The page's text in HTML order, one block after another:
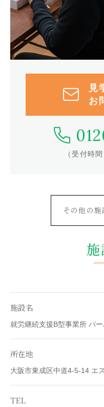
見
お
（受付時
その他の
施設名
就労継続支援B型事業所 パ
所在地
大阪市東成区中道4-5-14 エ
TEL